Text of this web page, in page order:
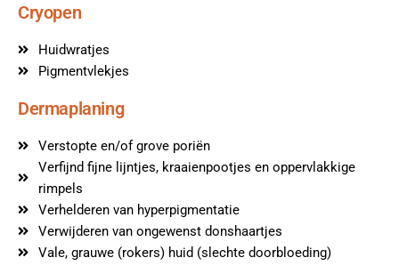
Cryopen
Huidwratjes
Pigmentvlekjes
Dermaplaning
Verstopte en/of grove poriën
Verfijnd fijne lijntjes, kraaienpootjes en oppervlakkige
rimpels
Verhelderen van hyperpigmentatie
Verwijderen van ongewenst donshaartjes
Vale, grauwe (rokers) huid (slechte doorbloeding)